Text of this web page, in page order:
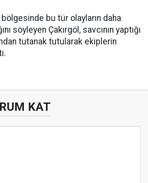
bu tür olayların daha
söyleyen Çakırgöl, savcının yaptığı
tutanak tutularak ekiplerin
KAT